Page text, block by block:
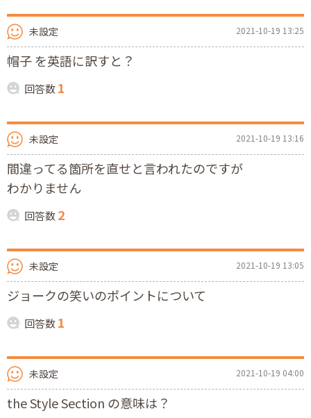
未設定 2021-10-19 13:25
帽子 を英語に訳すと？
回答数1
未設定 2021-10-19 13:16
間違ってる箇所を直せと言われたのですが
わかりません
回答数2
未設定 2021-10-19 13:05
ジョークの笑いのポイントについて
回答数1
未設定 2021-10-19 04:00
the Style Section の意味は？